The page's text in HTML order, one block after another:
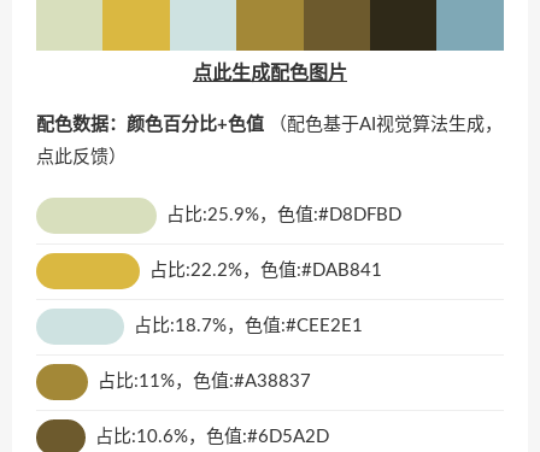
点此生成配色图片
配色数据：颜色百分比+色值 （配色基于AI视觉算法生成，
点此反馈）
占比:25.9%，色值:#D8DFBD
占比:22.2%，色值:#DAB841
占比:18.7%，色值:#CEE2E1
占比:11%，色值:#A38837
占比:10.6%，色值:#6D5A2D